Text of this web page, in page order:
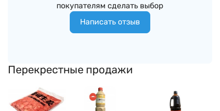
покупателям сделать выбор
Написать отзыв
Перекрестные продажи